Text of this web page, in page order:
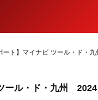
ート】マイナビ ツール・ド・
ール・ド・九州